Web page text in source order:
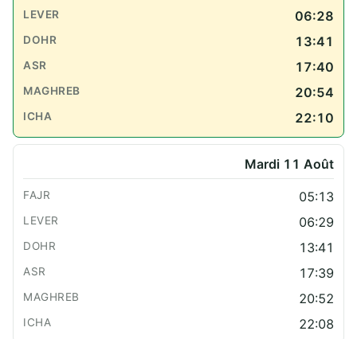
06:28
13:41
17:40
20:54
22:10
Mardi 11 Août
05:13
06:29
13:41
17:39
20:52
22:08